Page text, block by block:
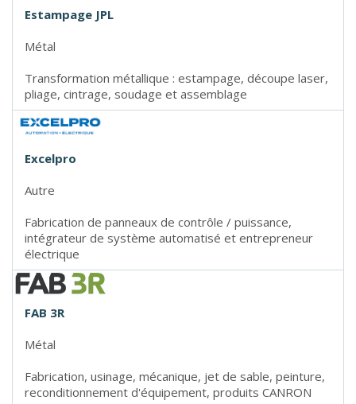
Estampage JPL
Métal
Transformation métallique : estampage, découpe laser,
pliage, cintrage, soudage et assemblage
Excelpro
Autre
Fabrication de panneaux de contrôle / puissance,
intégrateur de système automatisé et entrepreneur
électrique
FAB 3R
Métal
Fabrication, usinage, mécanique, jet de sable, peinture,
reconditionnement d'équipement, produits CANRON